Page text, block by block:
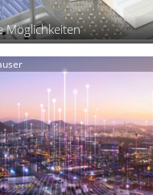
Möglichkeiten